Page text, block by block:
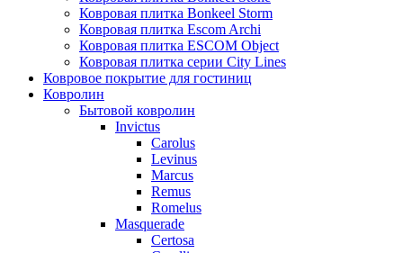
Ковровая плитка Bonkeel Storm
Ковровая плитка Escom Archi
Ковровая плитка ESCOM Object
Ковровая плитка серии City Lines
Ковровое покрытие для гостиниц
Ковролин
Бытовой ковролин
Invictus
Carolus
Levinus
Marcus
Remus
Romelus
Masquerade
Certosa